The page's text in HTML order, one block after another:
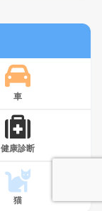
車
健康診断
猫